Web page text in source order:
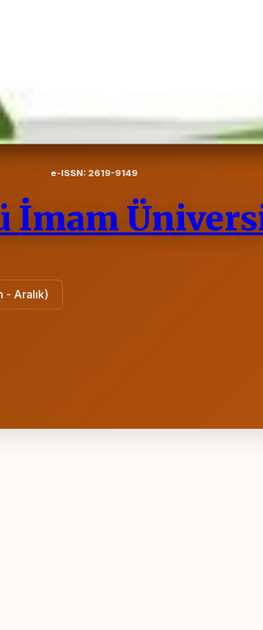
e-ISSN: 2619-9149
İmam
- Aralık)